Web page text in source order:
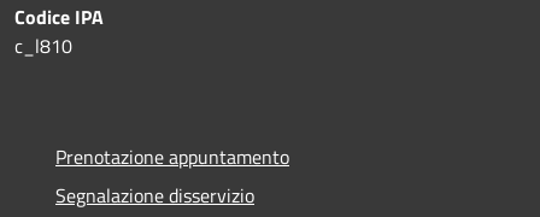
Codice IPA
c_l810
Prenotazione appuntamento
Segnalazione disservizio